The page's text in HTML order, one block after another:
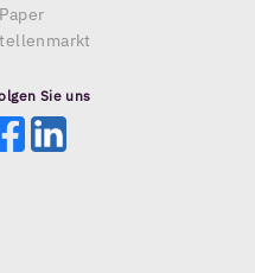
Sie uns